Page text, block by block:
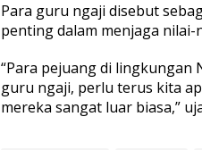
Para guru ngaji disebut
penting dalam menjaga nilai-
“Para pejuang di lingkungan
guru ngaji, perlu terus kita
mereka sangat luar biasa,”